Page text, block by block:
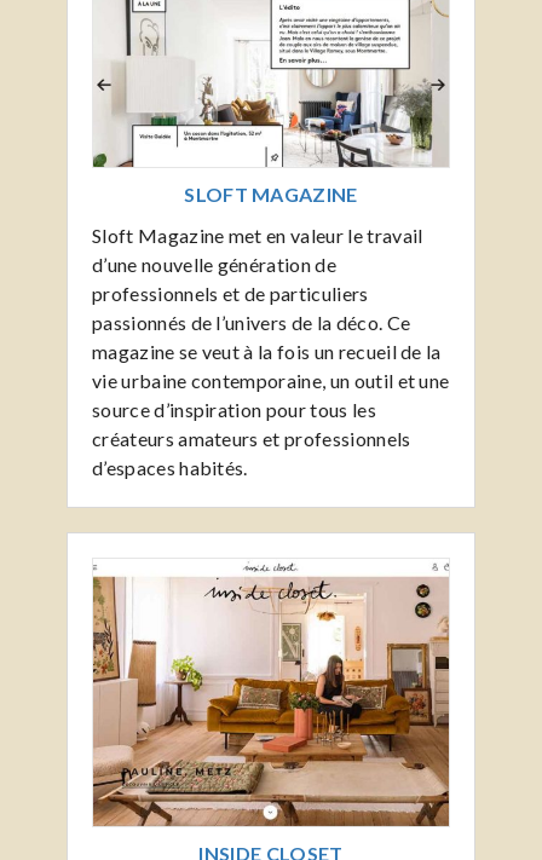
SLOFT MAGAZINE
Sloft Magazine met en valeur le travail
d’une nouvelle génération de
professionnels et de particuliers
passionnés de l’univers de la déco. Ce
magazine se veut à la fois un recueil de la
vie urbaine contemporaine, un outil et une
source d’inspiration pour tous les
créateurs amateurs et professionnels
d’espaces habités.
INSIDE CLOSET